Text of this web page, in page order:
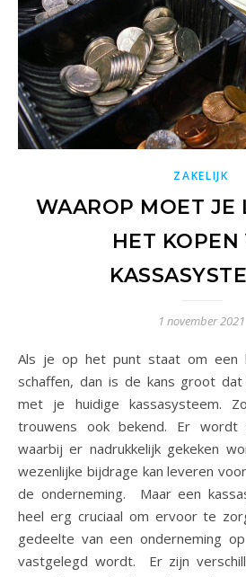
ZAKELIJK
WAAROP MOET JE
HET KOPEN
1 november 2021
Als je op het punt staat om een kassasysteem aan te
schaffen, dan is de kans groot
met je huidige kassasysteem.
trouwens ook bekend. Er
waarbij er nadrukkelijk gekeken
wezenlijke bijdrage kan leveren
de onderneming. Maar een
heel erg cruciaal om ervoor te
gedeelte van een onderneming
vastgelegd wordt. Er zijn